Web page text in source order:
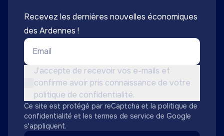
Recevez les dernières nouvelles économiques
des Ardennes !
Email *
Conditions d'utilisation *
Non cochée
J’accepte de recevoir vos e-mails et
confirme avoir pris connaissance de votre
politique de confidentialité.
Ce site est protégé par reCaptcha et la politique de
confidentialité et les termes de service de Google
s'appliquent.